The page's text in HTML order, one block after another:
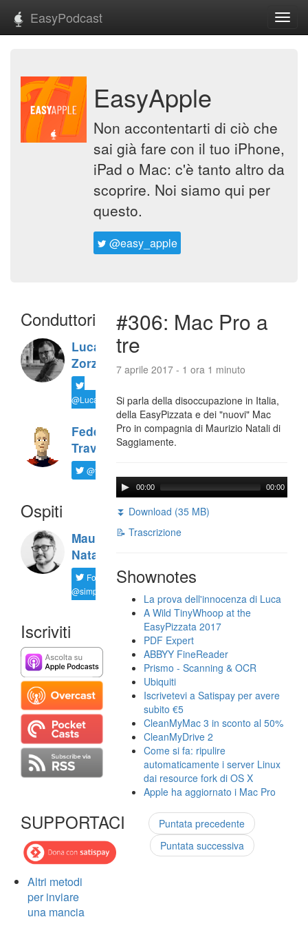
EasyPodcast
EasyApple
Non accontentarti di ciò che
sai già fare con il tuo iPhone,
iPad o Mac: c'è tanto altro da
scoprire. Noi siamo qui per
questo.
@easy_apple
Conduttori
Luca
Zorzi
@LucaTNT
Federico
Travaini
@ftrava
Ospiti
Maurizio
Natali
Follow
@simplemal
Iscriviti
SUPPORTACI
Altri metodi
per inviare
una mancia
#306: Mac Pro a
tre
7 aprile 2017 - 1 ora 1 minuto
Si parla della disoccupazione in Italia,
della EasyPizzata e dei "nuovi" Mac
Pro in compagnia di Maurizio Natali di
Saggiamente.
00:00 00:00
⏬ Download (35 MB)
📝 Trascrizione
Shownotes
La prova dell'innocenza di Luca
A Wild TinyWhoop at the
EasyPizzata 2017
PDF Expert
ABBYY FineReader
Prismo - Scanning & OCR
Ubiquiti
Iscrivetevi a Satispay per avere
subito €5
CleanMyMac 3 in sconto al 50%
CleanMyDrive 2
Come si fa: ripulire
automaticamente i server Linux
dai resource fork di OS X
Apple ha aggiornato i Mac Pro
Puntata precedente
Puntata successiva